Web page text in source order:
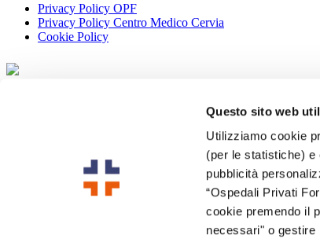
Questo sito web
Utilizziamo cookie
(per le statistiche)
pubblicità
“Ospedali Privati
cookie premendo il
necessari" o gestire
Privacy Policy OPF
Privacy Policy Centro Medico Cervia
Cookie Policy
Privacy Policy Centro Medico Cervia
Copyrights © 2026 - Ospedali Privati Forli SpA - p.i.
Copyrights © 2026